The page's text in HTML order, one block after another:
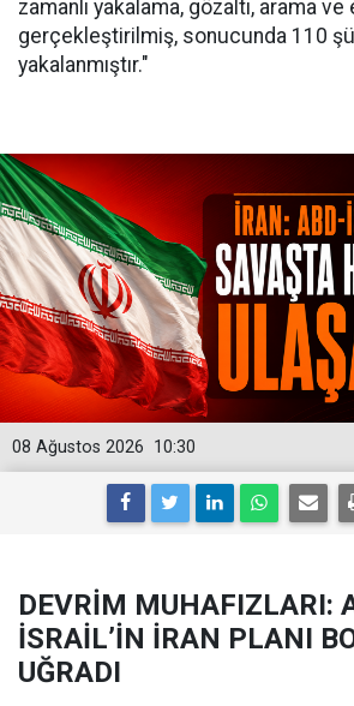
zamanlı yakalama, gözaltı, arama
gerçekleştirilmiş, sonucunda 110
yakalanmıştır."
10:30
08 Ağustos 2026
DEVRİM MUHAFIZLARI:
İSRAİL’İN İRAN PLANI
UĞRADI